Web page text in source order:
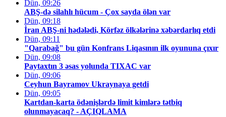
Dün, 09:26
ABŞ-də silahlı hücum - Çox sayda ölən var
Dün, 09:18
İran ABŞ-ni hədələdi, Körfəz ölkələrinə xəbərdarlıq etdi
Dün, 09:11
"Qarabağ" bu gün Konfrans Liqasının ilk oyununa çıxır
Dün, 09:08
Paytaxtın 3 əsas yolunda TIXAC var
Dün, 09:06
Ceyhun Bayramov Ukraynaya getdi
Dün, 09:05
Kartdan-karta ödənişlərdə limit kimlərə tətbiq
olunmayacaq? - AÇIQLAMA